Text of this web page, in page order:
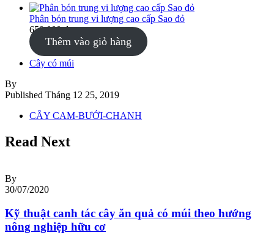
Phân bón trung vi lượng cao cấp Sao đỏ
650,000₫
Thêm vào giỏ hàng
Cây có múi
By
Published Tháng 12 25, 2019
CÂY CAM-BƯỞI-CHANH
Read Next
By
30/07/2020
Kỹ thuật canh tác cây ăn quả có múi theo hướng
nông nghiệp hữu cơ